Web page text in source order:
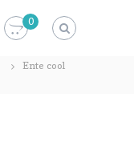
0
Ente cool